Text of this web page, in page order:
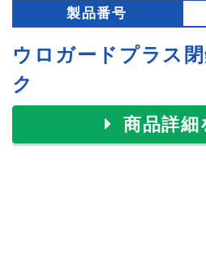
製品番号
ウロガードプラス
ク
商品詳細